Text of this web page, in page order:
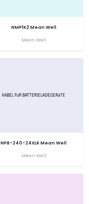
NMP1K2 Mean Well
Mean Well
NPB-240-24XLR Mean Well
Mean Well